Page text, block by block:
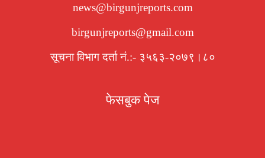
news@birgunjreports.com
birgunjreports@gmail.com
सूचना विभाग दर्ता नं.:- ३५६३-२०७९।८०
फेसबुक पेज